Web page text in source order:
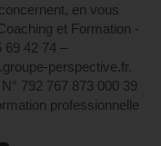
en vous
et Formation -
69 42 74⁩ –
perspective.fr.
792 767 873 000 39
professionnelle